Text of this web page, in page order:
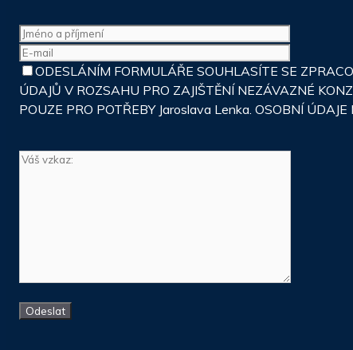
ODESLÁNÍM FORMULÁŘE SOUHLASÍTE SE
ÚDAJŮ V ROZSAHU PRO ZAJIŠTĚNÍ NEZÁVAZNÉ
POUZE PRO POTŘEBY Jaroslava Lenka. OSOBNÍ